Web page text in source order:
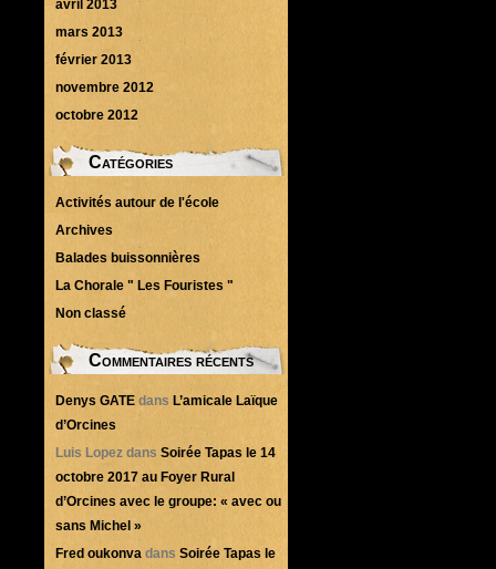
avril 2013
mars 2013
février 2013
novembre 2012
octobre 2012
Catégories
Activités autour de l'école
Archives
Balades buissonnières
La Chorale " Les Fouristes "
Non classé
Commentaires récents
Denys GATE dans L’amicale Laïque
d’Orcines
Luis Lopez dans Soirée Tapas le 14
octobre 2017 au Foyer Rural
d’Orcines avec le groupe: « avec ou
sans Michel »
Fred oukonva dans Soirée Tapas le